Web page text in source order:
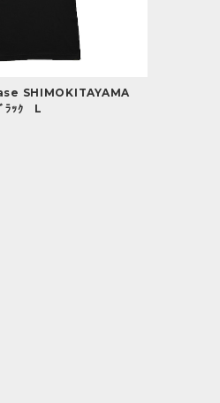
SHIMOKITAYAMA
ﾗｯｸ L